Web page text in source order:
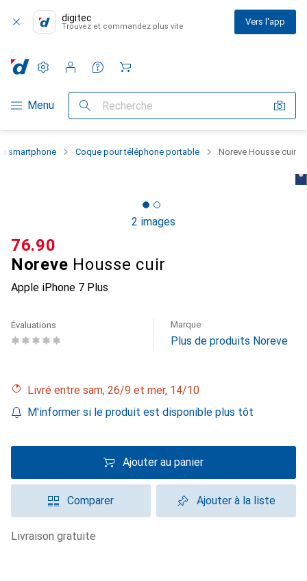
digitec
Trouvez et commandez plus vite Vers l'app
Navigation par catégorie
Menu Recherche
Paramètres
Compte client
Listes de comparaison
Listes d'envies
Panier
smartphone Coque pour téléphone portable Noreve Housse cuir
2 images
Noreve Housse cuir
Apple iPhone 7 Plus
CHF
76.90
Évaluations Marque
Plus de produits Noreve
Livré entre sam, 26/9 et mer, 14/10
M'informer si le produit est disponible plus tôt
Ajouter au panier
Comparer Ajouter à la liste
livraison gratuite